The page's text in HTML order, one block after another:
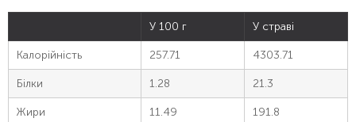
У 100 г У страві
Калорійність 257.71 4303.71
Білки 1.28 21.3
Жири 11.49 191.8